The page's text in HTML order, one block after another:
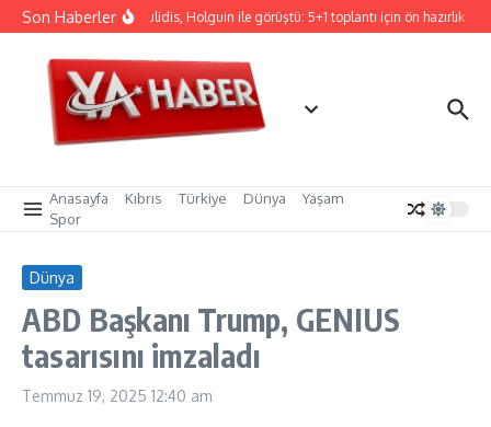
İçeriğe atla
Son HaberlerHristodulidis, Holguin ile görüştü: 5+1 toplantı için ön hazırlık
Anasayfa Kıbrıs Türkiye Dünya
Yaşam
Spor
Dünya
ABD Başkanı Trump, GENIUS
tasarısını imzaladı
Temmuz 19, 2025 12:40 am